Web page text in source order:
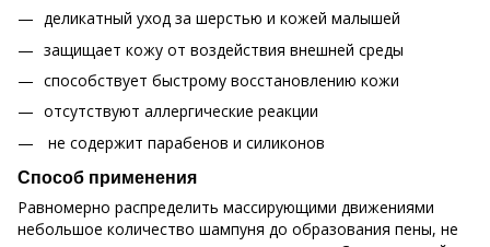
деликатный уход за шерстью и кожей малышей
защищает кожу от воздействия внешней среды
способствует быстрому восстановлению кожи
отсутствуют аллергические реакции
не содержит парабенов и силиконов
Способ применения
Равномерно распределить массирующими движениями
небольшое количество шампуня до образования пены, не